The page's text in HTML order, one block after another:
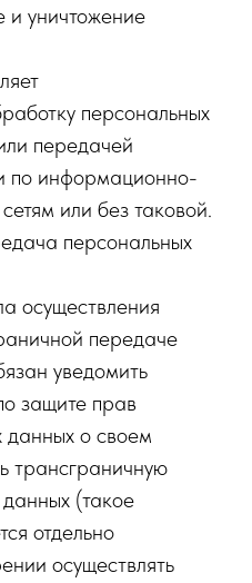
и уничтожение
персональных
передачей
по информационно-
или без таковой.
персональных
осуществления
передаче
уведомить
защите прав
данных о своем
трансграничную
(такое
отдельно
осуществлять